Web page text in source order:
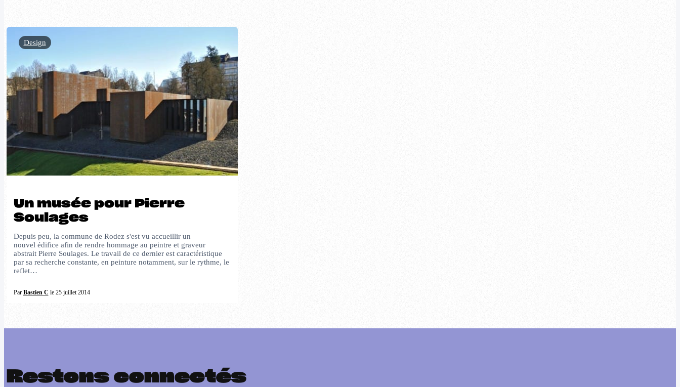
Un musée pour Pierre
Soulages
Depuis peu, la commune de Rodez s'est vu accueillir un
nouvel édifice afin de rendre hommage au peintre et graveur
abstrait Pierre Soulages. Le travail de ce dernier est caractéristique
par sa recherche constante, en peinture notamment, sur le rythme, le
reflet…
Par Bastien C le 25 juillet 2014
Design
Restons connectés